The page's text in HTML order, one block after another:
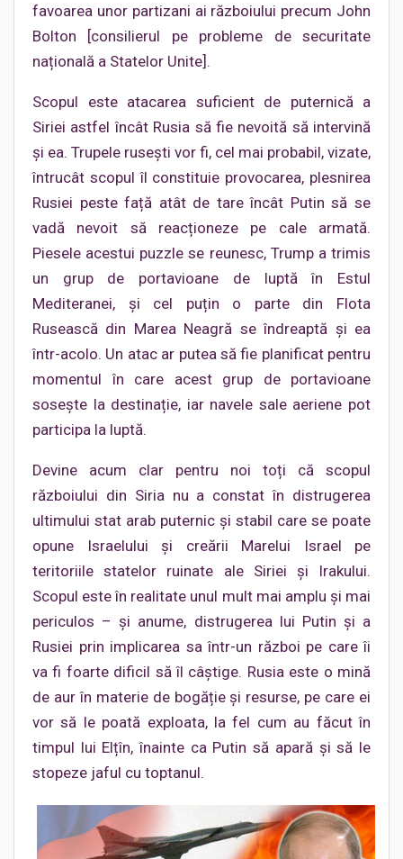
favoarea unor partizani ai războiului precum John
Bolton [consilierul pe probleme de securitate
națională a Statelor Unite].
Scopul este atacarea suficient de puternică a
Siriei astfel încât Rusia să fie nevoită să intervină
și ea. Trupele rusești vor fi, cel mai probabil, vizate,
întrucât scopul îl constituie provocarea, plesnirea
Rusiei peste față atât de tare încât Putin să se
vadă nevoit să reacționeze pe cale armată.
Piesele acestui puzzle se reunesc, Trump a trimis
un grup de portavioane de luptă în Estul
Mediteranei, și cel puțin o parte din Flota
Rusească din Marea Neagră se îndreaptă și ea
într-acolo. Un atac ar putea să fie planificat pentru
momentul în care acest grup de portavioane
sosește la destinație, iar navele sale aeriene pot
participa la luptă.
Devine acum clar pentru noi toți că scopul
războiului din Siria nu a constat în distrugerea
ultimului stat arab puternic și stabil care se poate
opune Israelului și creării Marelui Israel pe
teritoriile statelor ruinate ale Siriei și Irakului.
Scopul este în realitate unul mult mai amplu și mai
periculos – și anume, distrugerea lui Putin și a
Rusiei prin implicarea sa într-un război pe care îi
va fi foarte dificil să îl câștige. Rusia este o mină
de aur în materie de bogăție și resurse, pe care ei
vor să le poată exploata, la fel cum au făcut în
timpul lui Elțîn, înainte ca Putin să apară și să le
stopeze jaful cu toptanul.